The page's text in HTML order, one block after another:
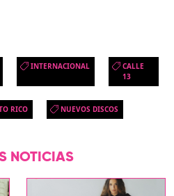
INTERNACIONAL
CALLE
13
RICO NUEVOS DISCOS
NOTICIAS